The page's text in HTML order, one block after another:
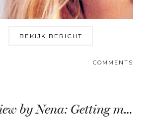
BEKIJK BERICHT
COMMENTS
(Re)view by Nena: Getting my eyebrows shaped!